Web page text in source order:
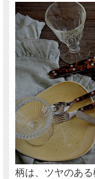
柄は、ツヤのあ